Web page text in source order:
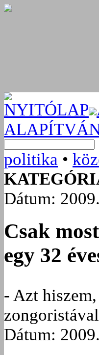
NYITÓLAP
politika •
Dátum:
Csak
egy 32
- Azt
Dátum: